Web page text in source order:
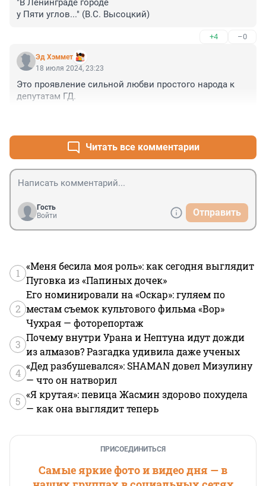
"В Ленинграде городе
у Пяти углов..." (В.С. Высоцкий)
+4 –0
Эд Хэммет
18 июля 2024, 23:23
Это проявление сильной любви простого народа к
депутатам ГД.
Читать все комментарии
Гость
Войти
Отправить
1
«Меня бесила моя роль»: как сегодня выглядит
Пуговка из «Папиных дочек»
2
Его номинировали на «Оскар»: гуляем по
местам съемок культового фильма «Вор»
Чухрая — фоторепортаж
3
Почему внутри Урана и Нептуна идут дожди
из алмазов? Разгадка удивила даже ученых
4
«Дед разбушевался»: SHAMAN довел Мизулину
— что он натворил
5
«Я крутая»: певица Жасмин здорово похудела
— как она выглядит теперь
ПРИСОЕДИНИТЬСЯ
Самые яркие фото и видео дня — в